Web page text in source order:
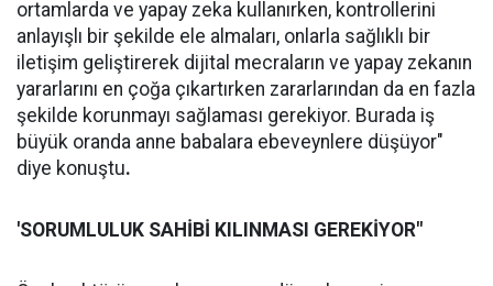
ortamlarda ve yapay zeka kullanırken, kontrollerini
anlayışlı bir şekilde ele almaları, onlarla sağlıklı bir
iletişim geliştirerek dijital mecraların ve yapay zekanın
yararlarını en çoğa çıkartırken zararlarından da en fazla
şekilde korunmayı sağlaması gerekiyor. Burada iş
büyük oranda anne babalara ebeveynlere düşüyor"
diye konuştu.
'SORUMLULUK SAHİBİ KILINMASI GEREKİYOR"